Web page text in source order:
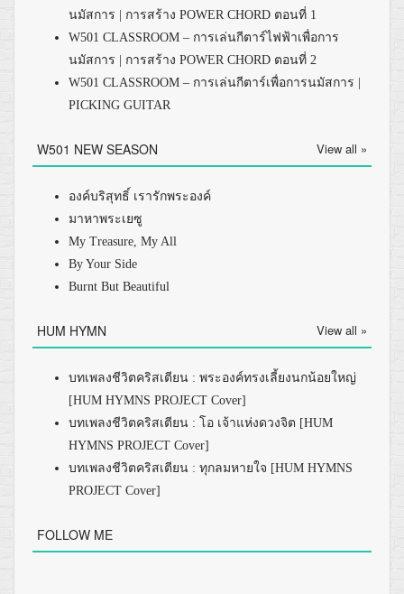
นมัสการ | การสร้าง POWER CHORD ตอนที่ 1
W501 CLASSROOM – การเล่นกีตาร์ไฟฟ้าเพื่อการ
นมัสการ | การสร้าง POWER CHORD ตอนที่ 2
W501 CLASSROOM – การเล่นกีตาร์เพื่อการนมัสการ |
PICKING GUITAR
W501 NEW SEASON View all »
องค์บริสุทธิ์ เรารักพระองค์
มาหาพระเยซู
My Treasure, My All
By Your Side
Burnt But Beautiful
HUM HYMN View all »
บทเพลงชีวิตคริสเตียน : พระองค์ทรงเลี้ยงนกน้อยใหญ่
[HUM HYMNS PROJECT Cover]
บทเพลงชีวิตคริสเตียน : โอ เจ้าแห่งดวงจิต [HUM
HYMNS PROJECT Cover]
บทเพลงชีวิตคริสเตียน : ทุกลมหายใจ [HUM HYMNS
PROJECT Cover]
FOLLOW ME